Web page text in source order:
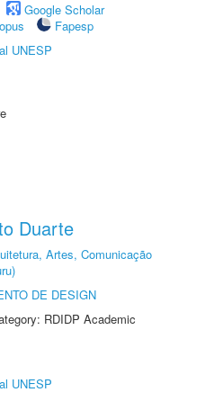
Google Scholar
Fapesp
UNESP
Duarte
Artes, Comunicação
DE DESIGN
RDIDP Academic
UNESP